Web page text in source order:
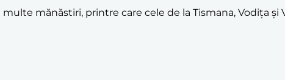
mănăstiri, printre care cele de la Tismana, Vodița